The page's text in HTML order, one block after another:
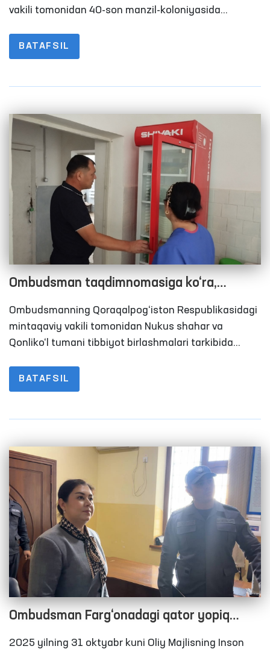
uchrashuv xonalari qurib berildi
vakili tomonidan 40-son manzil-koloniyasida
uchun uzoq muddatli uchrashuv xonalari mavjud
emasligi aniqlangan edi.
BATAFSIL
Ombudsman taqdimnomasiga ko‘ra,
Qoraqalpog‘istondagi ta’mirtalab
hushyorxonalarni ko‘chirish choralari
ko‘rilmoqda
Ombudsmanning Qoraqalpog‘iston Respublikasidagi
mintaqaviy vakili tomonidan Nukus shahar va
Qonliko‘l tumani tibbiyot birlashmalari tarkibida
tibbiy yordam ko‘rsatish tumanlararo punktlari
(hushyorxona), Amudaryo tumani ichki ishlar bo‘limi
mintaqaviy filiali, shuningdek, Chimboy tumanidagi
“Muruvvat” nogironligi bo‘lgan shaxslar erkaklar
internat uyida yashovchilarga yaratilgan sharoitlarni
o‘rganish yuzasidan monitoring tashriflari amalga
oshirildi.
BATAFSIL
Ombudsman Farg‘onadagi qator yopiq
muassasalarda inson huquqlari
2025 yilning 31 oktyabr kuni Oliy Majlisning Inson